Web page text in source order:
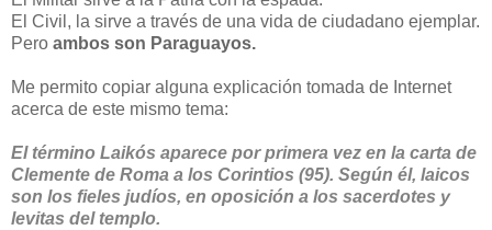
El Civil, la sirve a través de una vida de ciudadano ejemplar.
Pero ambos son Paraguayos.
Me permito copiar alguna explicación tomada de Internet
acerca de este mismo tema:
El término Laikós aparece por primera vez en la carta de
Clemente de Roma a los Corintios (95). Según él, laicos
son los fieles judíos, en oposición a los sacerdotes y
levitas del templo.